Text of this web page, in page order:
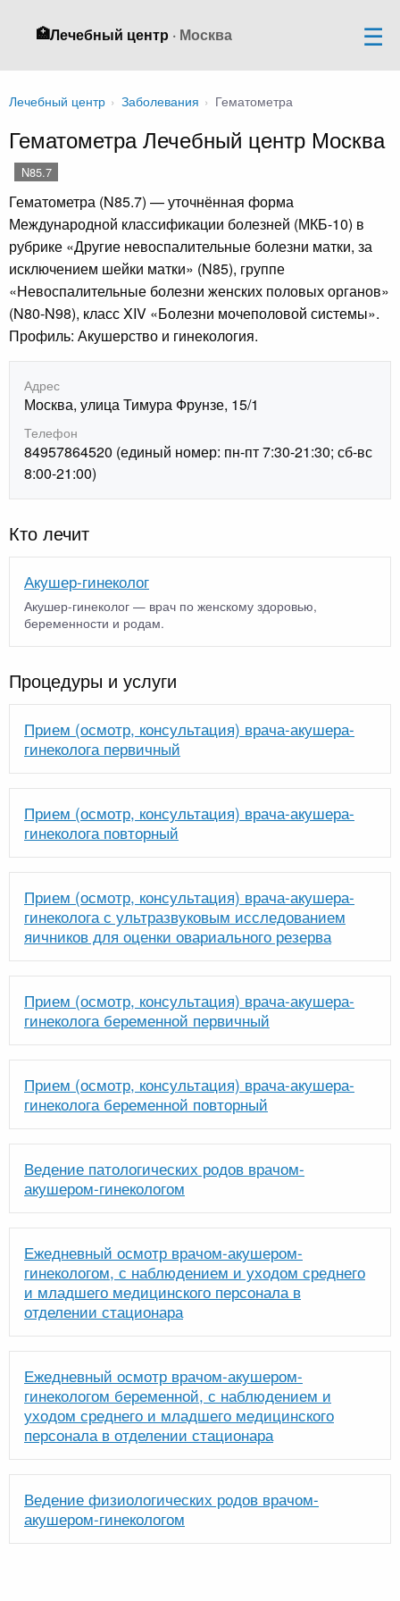
🏥Лечебный центр · Москва
Лечебный центр › Заболевания › Гематометра
Гематометра Лечебный центр Москва
N85.7
Гематометра (N85.7) — уточнённая форма
Международной классификации болезней (МКБ-10) в
рубрике «Другие невоспалительные болезни матки, за
исключением шейки матки» (N85), группе
«Невоспалительные болезни женских половых органов»
(N80-N98), класс XIV «Болезни мочеполовой системы».
Профиль: Акушерство и гинекология.
Адрес
Москва, улица Тимура Фрунзе, 15/1
Телефон
84957864520 (единый номер: пн-пт 7:30-21:30; сб-вс
8:00-21:00)
Кто лечит
Акушер-гинеколог
Акушер-гинеколог — врач по женскому здоровью,
беременности и родам.
Процедуры и услуги
Прием (осмотр, консультация) врача-акушера-
гинеколога первичный
Прием (осмотр, консультация) врача-акушера-
гинеколога повторный
Прием (осмотр, консультация) врача-акушера-
гинеколога с ультразвуковым исследованием
яичников для оценки овариального резерва
Прием (осмотр, консультация) врача-акушера-
гинеколога беременной первичный
Прием (осмотр, консультация) врача-акушера-
гинеколога беременной повторный
Ведение патологических родов врачом-
акушером-гинекологом
Ежедневный осмотр врачом-акушером-
гинекологом, с наблюдением и уходом среднего
и младшего медицинского персонала в
отделении стационара
Ежедневный осмотр врачом-акушером-
гинекологом беременной, с наблюдением и
уходом среднего и младшего медицинского
персонала в отделении стационара
Ведение физиологических родов врачом-
акушером-гинекологом